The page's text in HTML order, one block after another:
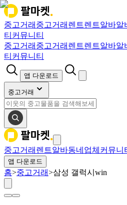
중고거래 중고거래 렌트렌트알바알
티 커뮤니티
중고거래 중고거래 렌트렌트알바알
티 커뮤니티
앱 다운로드
중고거래
중고거래 렌트알바동네업체 커뮤니
앱 다운로드
홈>중고거래>삼성 갤럭시win